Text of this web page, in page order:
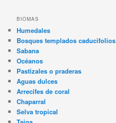
BIOMAS
Humedales
Bosques templados caducifolios
Sabana
Océanos
Pastizales o praderas
Aguas dulces
Arrecifes de coral
Chaparral
Selva tropical